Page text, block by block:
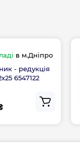
в м.Дніпро
- редукція
6547122